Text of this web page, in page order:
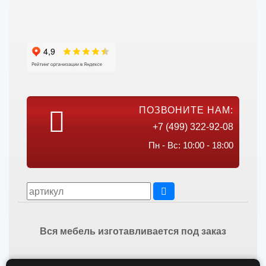
ПОЗВОНИТЕ НАМ:
+7 (499) 322-92-08
Пн - Вс: 10:00 - 18:00
Вся мебель изготавливается под заказ